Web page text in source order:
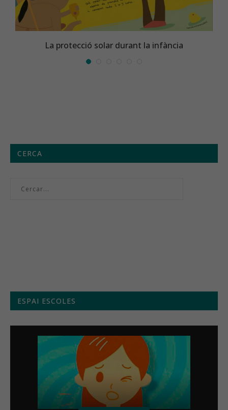
La protecció solar durant la infància
CERCA
ESPAI ESCOLES